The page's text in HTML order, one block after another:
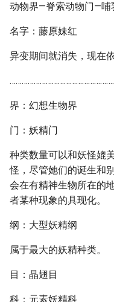
动物界—脊索动物门—
名字：藤原妹红
异变期间就消失，现在
界：幻想生物界
门：妖精门
种类数量可以和妖怪媲
怪，尽管她们的诞生和
会在有精神生物所在的
者某种现象的具现化。
纲：大型妖精纲
属于最大的妖精种类。
目：晶翅目
科：元素妖精科